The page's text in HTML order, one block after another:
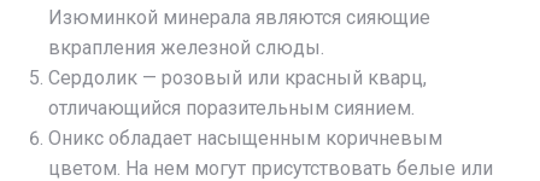
Изюминкой минерала являются сияющие
вкрапления железной слюды.
Сердолик — розовый или красный кварц,
отличающийся поразительным сиянием.
Оникс обладает насыщенным коричневым
цветом. На нем могут присутствовать белые или